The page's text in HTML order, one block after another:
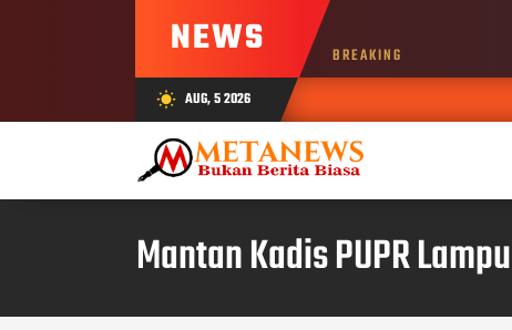
NEWS BREAKING
wb_sunny AUG, 5 2026
Mantan Kadis PUPR